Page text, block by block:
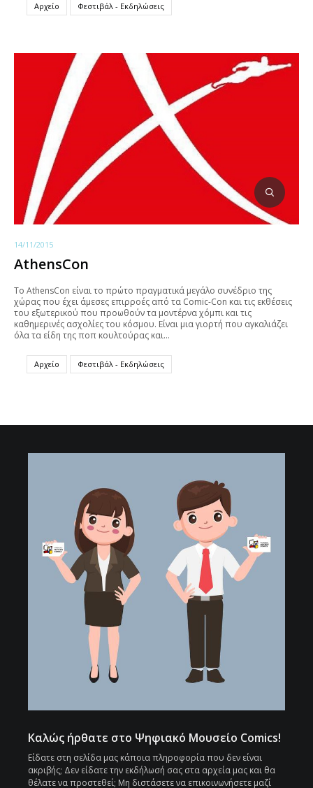
Αρχείο Φεστιβάλ - Εκδηλώσεις
14/11/2015
AthensCon
To AthensCon είναι το πρώτο πραγματικά μεγάλο συνέδριο της
χώρας που έχει άμεσες επιρροές από τα Comic-Con και τις εκθέσεις
του εξωτερικού που προωθούν τα μοντέρνα χόμπι και τις
καθημερινές ασχολίες του κόσμου. Είναι μια γιορτή που αγκαλιάζει
όλα τα είδη της ποπ κουλτούρας και…
Αρχείο Φεστιβάλ - Εκδηλώσεις
Καλώς ήρθατε στο Ψηφιακό Μουσείο Comics!
Είδατε στη σελίδα μας κάποια πληροφορία που δεν είναι
ακριβής; Δεν είδατε την εκδήλωσή σας στα αρχεία μας και θα
θέλατε να προστεθεί; Μη διστάσετε να επικοινωνήσετε μαζί